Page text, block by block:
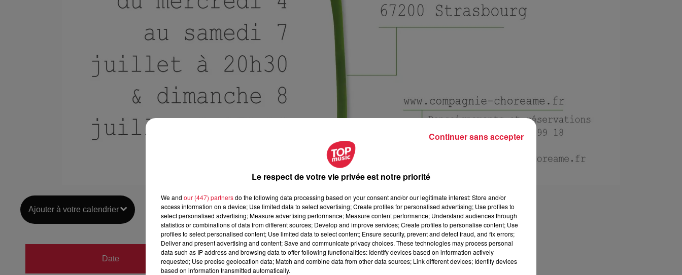
Ajouter à votre calendrier
Date
du4 juillet 2018 à 0h00
au 8 juillet 2018 à 0h00
Le respect de votre vie privée est notre priorité
We and our (447) partnersdo the following data processing based on your consent and/or our legitimate interest: Store and/or
access information on a device; Use limited data to select advertising; Create profiles for personalised advertising; Use profiles to
select personalised advertising; Measure advertising performance; Measure content performance; Understand audiences through
statistics or combinations of data from different sources; Develop and improve services; Create profiles to personalise content; Use
profiles to select personalised content; Use limited data to select content; Ensure security, prevent and detect fraud, and fix errors;
Deliver and present advertising and content; Save and communicate privacy choices. These technologies may process personal
data such as IP address and browsing data to offer following functionalities: Identify devices based on information actively
requested; Use precise geolocation data; Match and combine data from other data sources; Link different devices; Identify devices
based on information transmitted automatically.
Continuer sans accepter